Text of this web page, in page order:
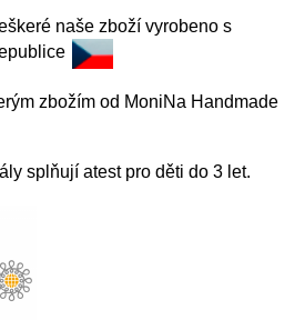
naše zboží vyrobeno s
zbožím od MoniNa Handmade
splňují atest pro děti do 3 let.